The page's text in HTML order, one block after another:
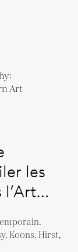
les
Koons, Hirst,